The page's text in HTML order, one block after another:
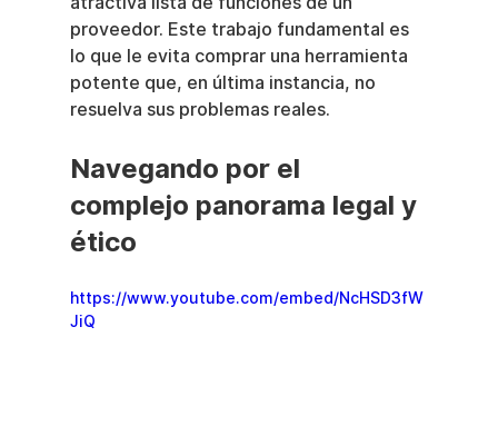
proveedor. Este trabajo fundamental es
lo que le evita comprar una herramienta
potente que, en última instancia, no
resuelva sus problemas reales.
Navegando por el
complejo panorama legal y
ético
https://www.youtube.com/embed/NcHSD3fW
JiQ